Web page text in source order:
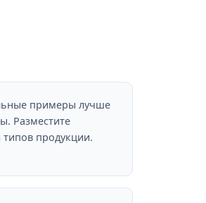
примеры лучше
Разместите
типов продукции.